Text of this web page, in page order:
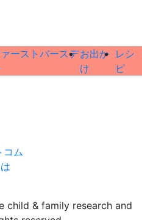
ーストバースデお出か
け
レシ
ピ
コム
& family research and